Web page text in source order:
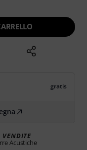
gratis
VENDITE
Acustiche